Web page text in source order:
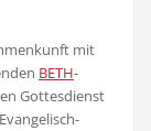
mit
BETH-
Gottesdienst